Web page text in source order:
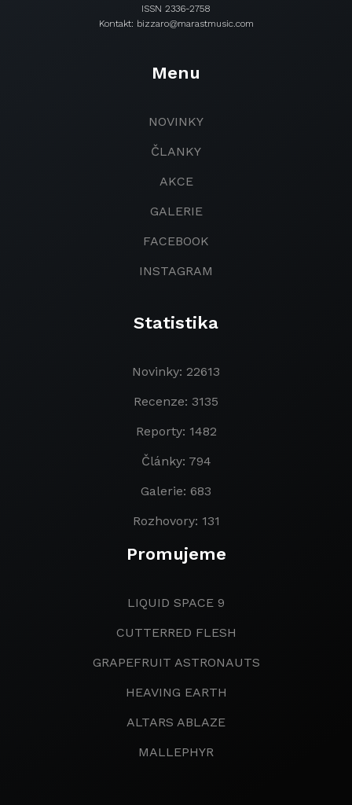
ISSN 2336-2758
Kontakt: bizzaro@marastmusic.com
Menu
NOVINKY
ČLANKY
AKCE
GALERIE
FACEBOOK
INSTAGRAM
Statistika
Novinky: 22613
Recenze: 3135
Reporty: 1482
Články: 794
Galerie: 683
Rozhovory: 131
Promujeme
LIQUID SPACE 9
CUTTERRED FLESH
GRAPEFRUIT ASTRONAUTS
HEAVING EARTH
ALTARS ABLAZE
MALLEPHYR